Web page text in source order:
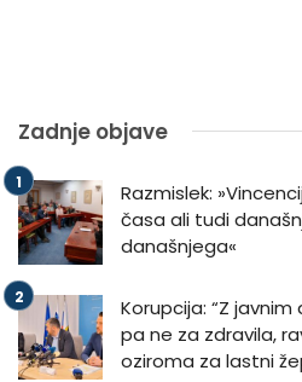
Zadnje objave
Razmislek:
časa ali tudi
današnjega«
Korupcija: “Z
pa ne za zdravila,
oziroma za lastni